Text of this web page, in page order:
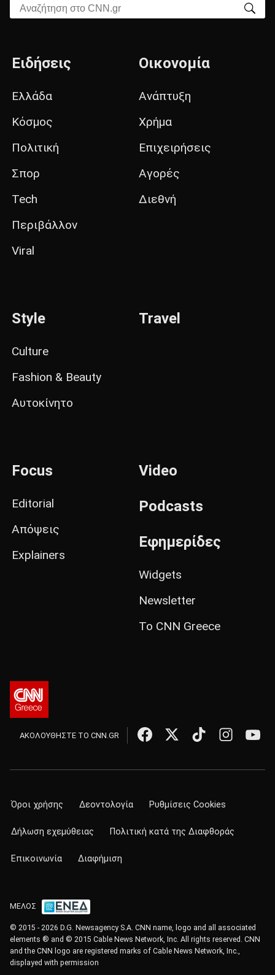
Αναζήτηση στο CNN.gr
Ειδήσεις
Ελλάδα
Κόσμος
Πολιτική
Σπορ
Tech
Περιβάλλον
Viral
Οικονομία
Ανάπτυξη
Χρήμα
Επιχειρήσεις
Αγορές
Διεθνή
Style
Culture
Fashion & Beauty
Αυτοκίνητο
Travel
Focus
Editorial
Απόψεις
Explainers
Video
Podcasts
Εφημερίδες
Widgets
Newsletter
Το CNN Greece
ΑΚΟΛΟΥΘΗΣΤΕ ΤΟ CNN.GR
Όροι χρήσης Δεοντολογία Ρυθμίσεις Cookies
Δήλωση εχεμύθειας Πολιτική κατά της Διαφθοράς
Επικοινωνία Διαφήμιση
ΜΕΛΟΣ
© 2015 - 2026 D.G. Newsagency S.A. CNN name, logo and all associated
elements ® and © 2015 Cable News Network, Inc. All rights reserved. CNN
and the CNN logo are registered marks of Cable News Network, Inc.,
displayed with permission